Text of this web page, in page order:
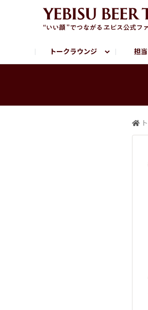
トークラウンジ 担
サッポロビール公式